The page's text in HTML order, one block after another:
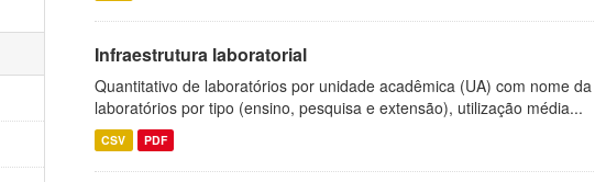
Infraestrutura laboratorial
Quantitativo de laboratórios por unidade acadêmica (UA) com nome
laboratórios por tipo (ensino, pesquisa e extensão), utilização média...
CSV PDF